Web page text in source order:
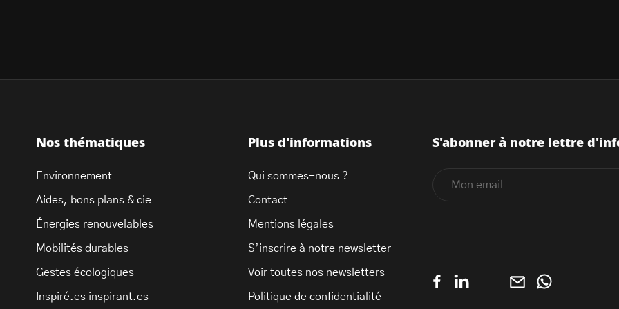
Nos thématiques
Environnement
Aides, bons plans & cie
Énergies renouvelables
Mobilités durables
Gestes écologiques
Inspiré.es inspirant.es
Plus d'informations
Qui sommes-nous ?
Contact
Mentions légales
S’inscrire à notre newsletter
Voir toutes nos newsletters
Politique de confidentialité
S'abonner à notre lettre